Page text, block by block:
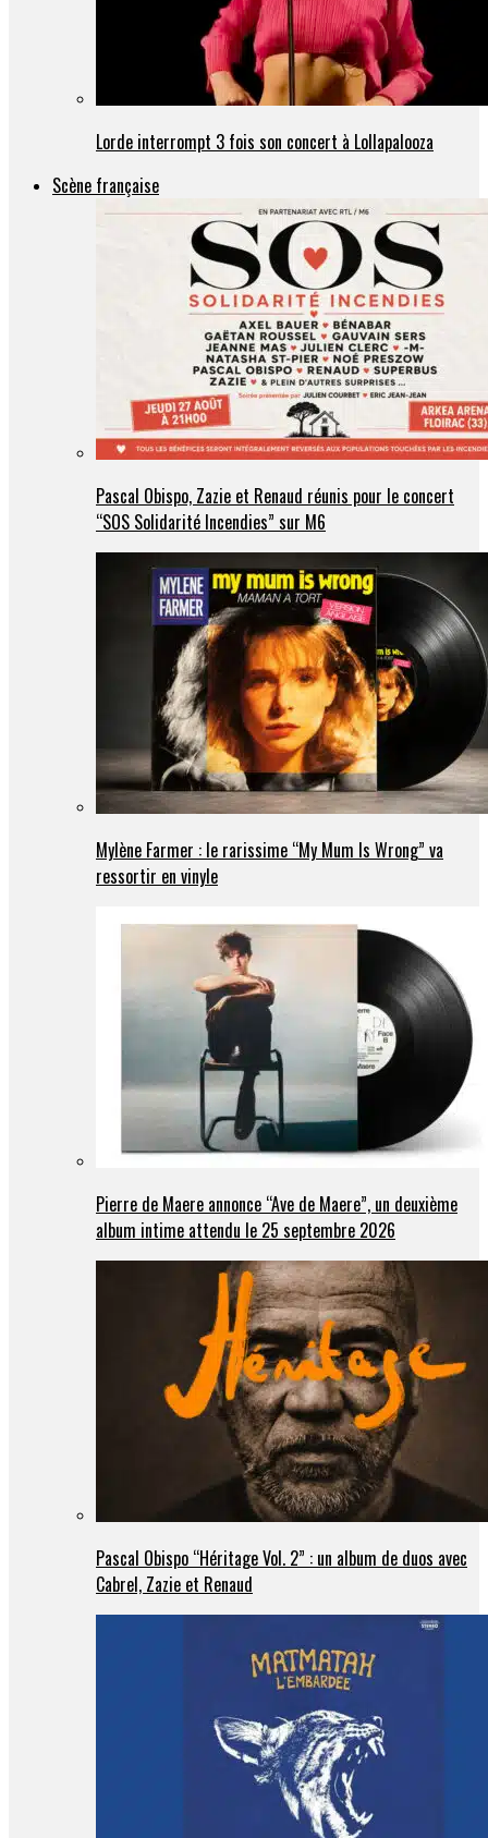
Lorde interrompt 3 fois son concert à Lollapalooza
Scène française
Pascal Obispo, Zazie et Renaud réunis pour le concert
“SOS Solidarité Incendies” sur M6
Mylène Farmer : le rarissime “My Mum Is Wrong” va
ressortir en vinyle
Pierre de Maere annonce “Ave de Maere”, un deuxième
album intime attendu le 25 septembre 2026
Pascal Obispo “Héritage Vol. 2” : un album de duos avec
Cabrel, Zazie et Renaud